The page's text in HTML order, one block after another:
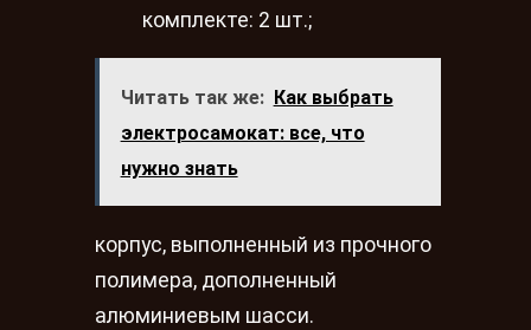
комплекте: 2 шт.;
Читать так же: Как выбрать
электросамокат: все, что
нужно знать
корпус, выполненный из прочного
полимера, дополненный
алюминиевым шасси.